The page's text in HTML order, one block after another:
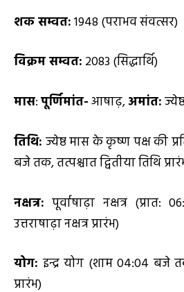
शक सम्वत:1948 (पराभव संवत्सर)
विक्रम सम्वत: 2083 (सिद्धार्थि)
मास:पूर्णिमांत-आषाढ़,अमांत:
तिथि: ज्येष्ठ मास के कृष्ण पक्ष की
बजे तक, तत्पश्चात द्वितीया तिथि
नक्षत्र: पूर्वाषाढ़ा नक्षत्र (प्रात:
उत्तराषाढ़ा नक्षत्र प्रारंभ)
योग: इन्द्र योग (शाम 04:04 बजे
प्रारंभ)